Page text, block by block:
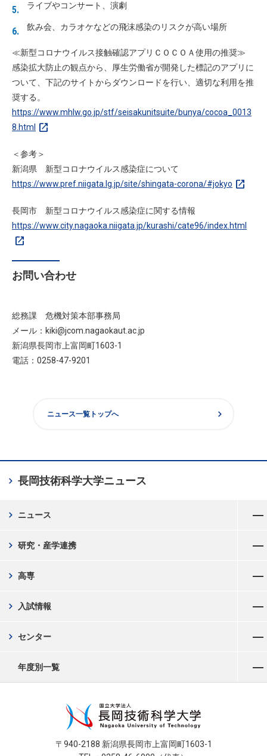
ライブやコンサート、演劇
飲み会、カラオケなどの飛沫感染のリスクが高い場所
≪新型コロナウイルス接触確認アプリＣＯＣＯＡ使用の推奨≫
感染拡大防止の観点から、厚生労働省が開発した標記のアプリに
ついて、下記のサイトからダウンロードを行い、適切な利用を推
奨する。
https://www.mhlw.go.jp/stf/seisakunitsuite/bunya/cocoa_0013
8.html
open_in_new
＜参考＞
新潟県 新型コロナウイルス感染症について
https://www.pref.niigata.lg.jp/site/shingata-corona/#jokyo open_in_new
長岡市 新型コロナウイルス感染症に関する情報
https://www.city.nagaoka.niigata.jp/kurashi/cate96/index.html
open_in_new
お問い合わせ
総務課 危機対策本部事務局
メール：kiki@jcom.nagaokaut.ac.jp
新潟県長岡市上富岡町1603-1
電話：0258-47-9201
ニュース一覧トップへ chevron_right
長岡技術科学大学ニュース
chevron_right
ニュース
chevron_right
研究・産学連携
chevron_right
高専
chevron_right
入試情報
chevron_right
センター
chevron_right
年度別一覧
〒940-2188 新潟県長岡市上富岡町1603-1